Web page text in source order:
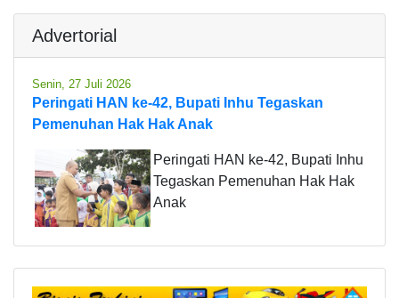
Advertorial
Senin, 27 Juli 2026
Peringati HAN ke-42, Bupati Inhu Tegaskan
Pemenuhan Hak Hak Anak
Peringati HAN ke-42, Bupati Inhu
Tegaskan Pemenuhan Hak Hak
Anak